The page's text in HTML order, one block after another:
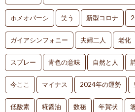
ホメオパーシ 笑う 新型コロナ
ガイアシンフォニー 夫婦二人 老化
スプレー 青色の意味 自然と人
今ここ マイナス 2024年の運勢
低酸素 糀醤油 数秘 年賀状